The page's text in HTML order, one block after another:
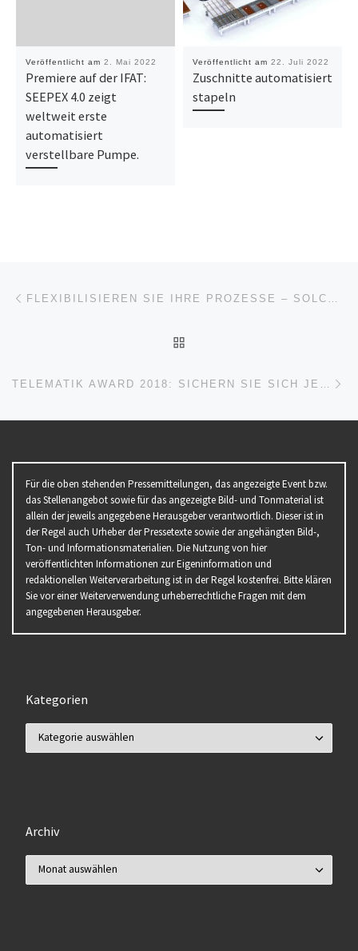
Veröffentlicht am 2. Mai 2022
Premiere auf der IFAT:
SEEPEX 4.0 zeigt
weltweit erste
automatisiert
verstellbare Pumpe.
Veröffentlicht am 22. Juli 2022
Zuschnitte automatisiert
stapeln
Beitragsnavigation
Für die oben stehenden Pressemitteilungen, das angezeigte Event bzw.
das Stellenangebot sowie für das angezeigte Bild- und Tonmaterial ist
allein der jeweils angegebene Herausgeber verantwortlich. Dieser ist in
der Regel auch Urheber der Pressetexte sowie der angehängten Bild-,
Ton- und Informationsmaterialien. Die Nutzung von hier
veröffentlichten Informationen zur Eigeninformation und
redaktionellen Weiterverarbeitung ist in der Regel kostenfrei. Bitte klären
Sie vor einer Weiterverwendung urheberrechtliche Fragen mit dem
angegebenen Herausgeber.
Kategorien
Archiv